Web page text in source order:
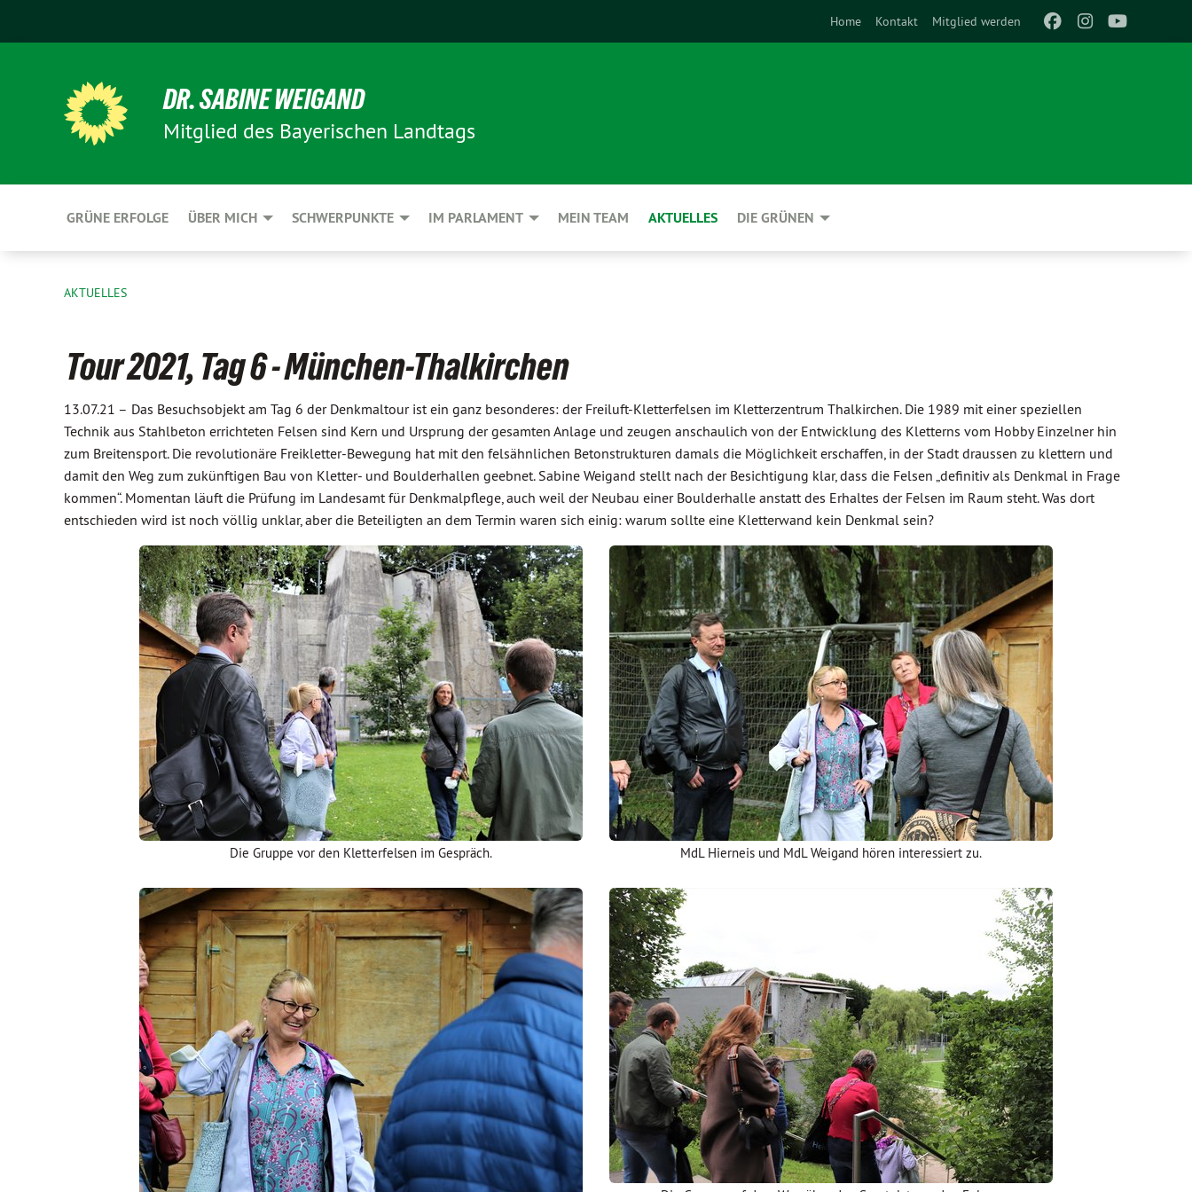
Home Kontakt Mitglied werden
DR. SABINE WEIGAND
Mitglied des Bayerischen Landtags
GRÜNE ERFOLGE ÜBER MICH SCHWERPUNKTE IM PARLAMENT MEIN TEAM AKTUELLES DIE GRÜNEN
AKTUELLES
Tour 2021, Tag 6 - München-Thalkirchen
13.07.21 – Das Besuchsobjekt am Tag 6 der Denkmaltour ist ein ganz besonderes: der Freiluft-Kletterfelsen im Kletterzentrum Thalkirchen. Die 1989 mit einer speziellen
Technik aus Stahlbeton errichteten Felsen sind Kern und Ursprung der gesamten Anlage und zeugen anschaulich von der Entwicklung des Kletterns vom Hobby Einzelner hin
zum Breitensport. Die revolutionäre Freikletter-Bewegung hat mit den felsähnlichen Betonstrukturen damals die Möglichkeit erschaffen, in der Stadt draussen zu klettern und
damit den Weg zum zukünftigen Bau von Kletter- und Boulderhallen geebnet. Sabine Weigand stellt nach der Besichtigung klar, dass die Felsen „definitiv als Denkmal in Frage
kommen“. Momentan läuft die Prüfung im Landesamt für Denkmalpflege, auch weil der Neubau einer Boulderhalle anstatt des Erhaltes der Felsen im Raum steht. Was dort
entschieden wird ist noch völlig unklar, aber die Beteiligten an dem Termin waren sich einig: warum sollte eine Kletterwand kein Denkmal sein?
Die Gruppe vor den Kletterfelsen im Gespräch. MdL Hierneis und MdL Weigand hören interessiert zu.